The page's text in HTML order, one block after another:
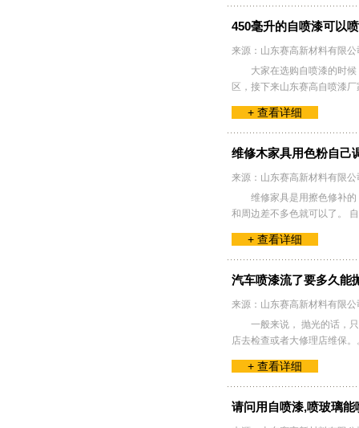
450毫升的自喷漆可以
来源：山东赛高新材料有限
大家在选购自喷漆的时
区，接下来山东赛高自喷漆
+ 查看详细
维修木家具用色粉自己
来源：山东赛高新材料有限
维修家具是用擦色修补
和周边差不多色就可以了。
+ 查看详细
汽车喷漆流了要多久能
来源：山东赛高新材料有限
一般来说， 抛光的话，
店去检查或者大修理店维保
+ 查看详细
请问用自喷漆,喷玻璃